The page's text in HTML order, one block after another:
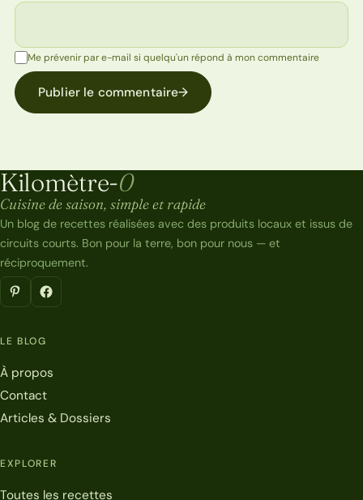
Me prévenir par e-mail si quelqu'un répond à mon commentaire
Publier le commentaire→
Kilomètre-0
Kilomètre-0
Cuisine de saison, simple et rapide
Un blog de recettes réalisées avec des produits locaux et issus de
circuits courts. Bon pour la terre, bon pour nous — et
réciproquement.
LE BLOG
À propos
Contact
Articles & Dossiers
EXPLORER
Toutes les recettes